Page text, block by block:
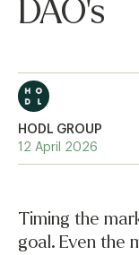
DAO's
HODL GROUP
12 April 2026
Timing the
goal. Even the